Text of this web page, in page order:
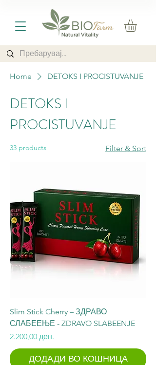
Home DETOKS I PROCISTUVANJE
DETOKS I
PROCISTUVANJE
33 products Filter & Sort
Slim Stick Cherry – ЗДРАВО
СЛАБЕЕЊЕ - ZDRAVO SLABEENJE
Price
2.200,00 ден.
ДОДАДИ ВО КОШНИЦА